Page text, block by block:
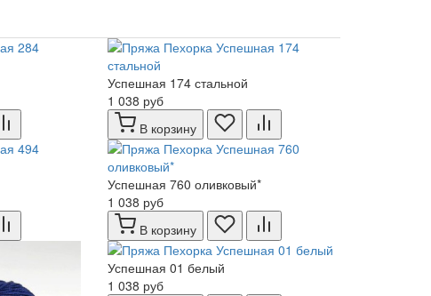
Успешная 174 стальной
1 038 руб
В корзину
Успешная 760 оливковый*
1 038 руб
В корзину
Успешная 01 белый
1 038 руб